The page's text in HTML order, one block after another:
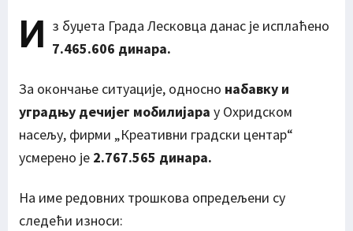
И з буџета Града Лесковца данас је исплаћено
7.465.606 динара.
За окончање ситуације, односно набавку и
уградњу дечијег мобилијара у Охридском
насељу, фирми „Креативни градски центар“
усмерено је 2.767.565 динара.
На име редовних трошкова опредељени су
следећи износи: